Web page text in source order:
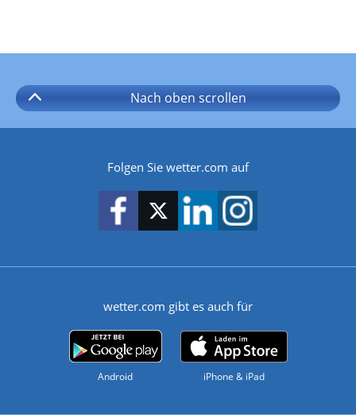
Nach oben scrollen
Folgen Sie wetter.com auf
wetter.com gibt es auch für
Android iPhone & iPad